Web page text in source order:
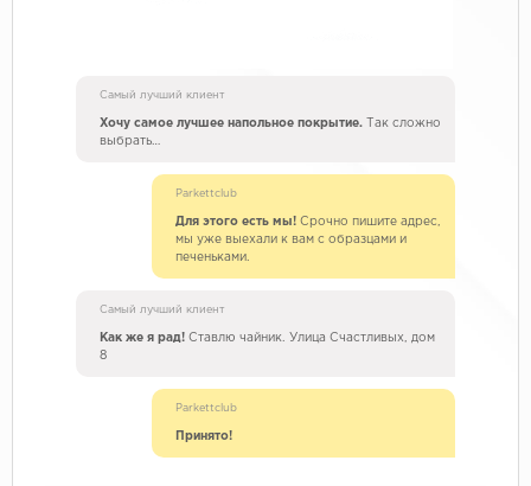
Самый лучший клиент
Хочу самое лучшее напольное покрытие. Так сложно
выбрать…
Parkettclub
Для этого есть мы! Срочно пишите адрес,
мы уже выехали к вам с образцами и
печеньками.
Самый лучший клиент
Как же я рад! Ставлю чайник. Улица Счастливых, дом
8
Parkettclub
Принято!